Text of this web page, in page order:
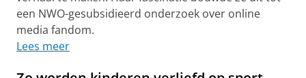
een NWO-gesubsidieerd onderzoek over online
media fandom.
Lees meer